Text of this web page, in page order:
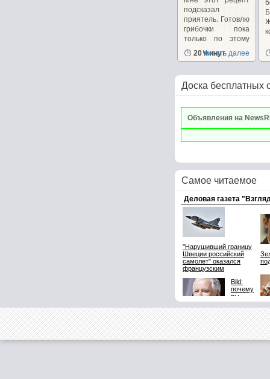
подсказал
приятель. Готовлю
грибочки пока
только по этому
рецепту...
20 минут
Читать далее
Доска бесплатных
Объявления на
Самое читаемое